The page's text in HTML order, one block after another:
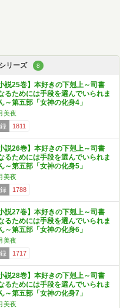
リーズ 8
小説25巻】本好きの下剋上～司書
るためには手段を選んでいられま
～第五部「女神の化身4」
美夜
1811
小説26巻】本好きの下剋上～司書
るためには手段を選んでいられま
～第五部「女神の化身5」
美夜
1788
小説27巻】本好きの下剋上～司書
るためには手段を選んでいられま
～第五部「女神の化身6」
美夜
1717
小説28巻】本好きの下剋上～司書
るためには手段を選んでいられま
～第五部「女神の化身7」
美夜